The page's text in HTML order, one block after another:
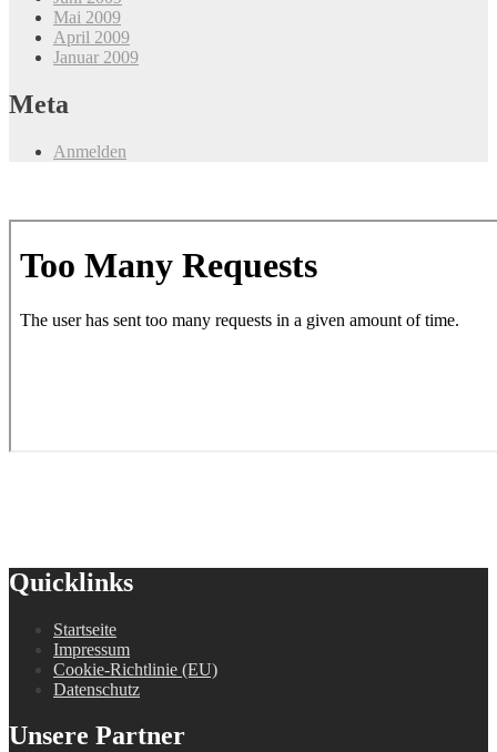
Mai 2009
April 2009
Januar 2009
Meta
Anmelden
Quicklinks
Startseite
Impressum
Cookie-Richtlinie (EU)
Datenschutz
Unsere Partner